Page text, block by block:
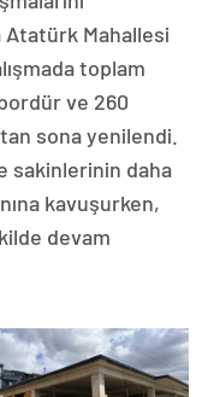
Mahallesi
toplam
ve 260
sona yenilendi.
sakinlerinin daha
kavuşurken,
devam